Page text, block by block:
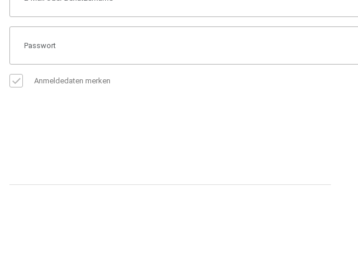
Anmeldedaten merken